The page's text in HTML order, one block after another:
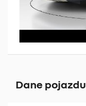
Dane pojazdu